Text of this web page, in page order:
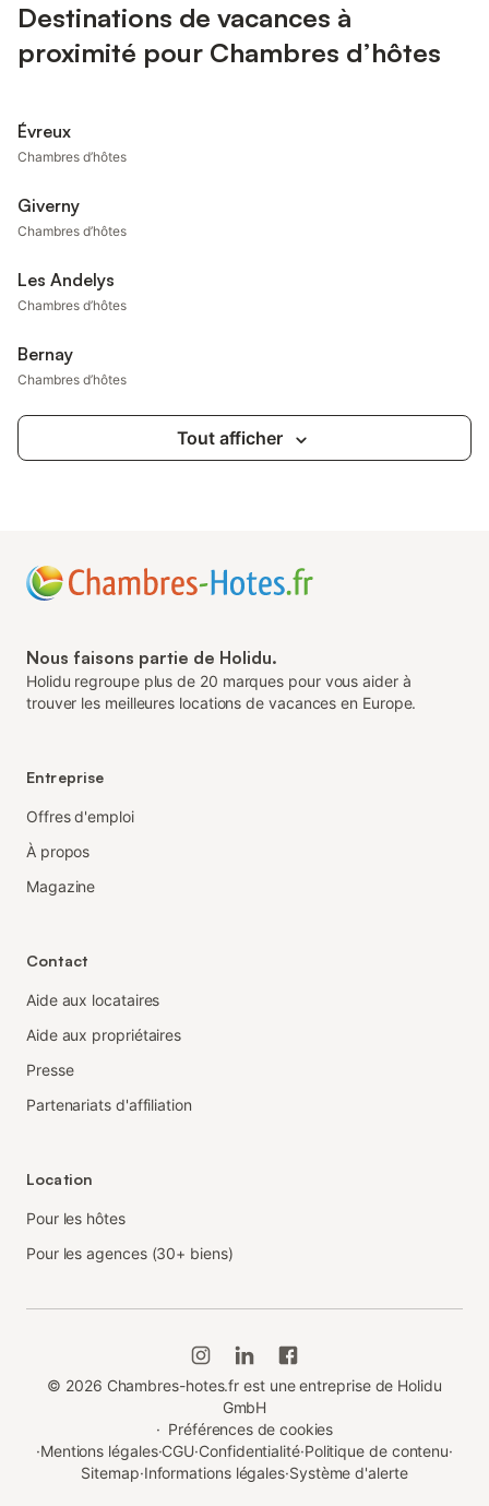
Destinations de vacances à
proximité pour Chambres d’hôtes
Évreux
Chambres d’hôtes
Giverny
Chambres d’hôtes
Les Andelys
Chambres d’hôtes
Bernay
Chambres d’hôtes
Tout afficher
Nous faisons partie de Holidu.
Holidu regroupe plus de 20 marques pour vous aider à
trouver les meilleures locations de vacances en Europe.
Entreprise
Offres d'emploi
À propos
Magazine
Contact
Aide aux locataires
Aide aux propriétaires
Presse
Partenariats d'affiliation
Location
Pour les hôtes
Pour les agences (30+ biens)
© 2026 Chambres-hotes.fr est une entreprise de Holidu
GmbH
· Préférences de cookies
·Mentions légales·CGU·Confidentialité·Politique de contenu·
Sitemap·Informations légales·Système d'alerte